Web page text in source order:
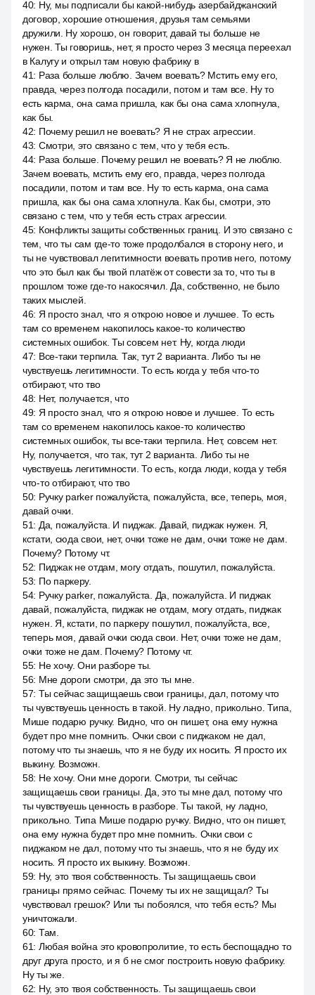
40: Ну, мы подписали бы какой-нибудь азербайджанский
договор, хорошие отношения, друзья там семьями
дружили. Ну хорошо, он говорит, давай ты больше не
нужен. Ты говоришь, нет, я просто через 3 месяца переехал
в Калугу и открыл там новую фабрику в
41: Раза больше люблю. Зачем воевать? Мстить ему его,
правда, через полгода посадили, потом и там все. Ну то
есть карма, она сама пришла, как бы она сама хлопнула,
как бы.
42: Почему решил не воевать? Я не страх агрессии.
43: Смотри, это связано с тем, что у тебя есть.
44: Раза больше. Почему решил не воевать? Я не люблю.
Зачем воевать, мстить ему его, правда, через полгода
посадили, потом и там все. Ну то есть карма, она сама
пришла, как бы она сама хлопнула. Как бы, смотри, это
связано с тем, что у тебя есть страх агрессии.
45: Конфликты защиты собственных границ. И это связано с
тем, что ты сам где-то тоже продолбался в сторону него, и
ты не чувствовал легитимности воевать против него, потому
что это был как бы твой платёж от совести за то, что ты в
прошлом тоже где-то накосячил. Да, собственно, не было
таких мыслей.
46: Я просто знал, что я открою новое и лучшее. То есть
там со временем накопилось какое-то количество
системных ошибок. Ты совсем нет. Ну, когда люди
47: Все-таки терпила. Так, тут 2 варианта. Либо ты не
чувствуешь легитимности. То есть когда у тебя что-то
отбирают, что тво
48: Нет, получается, что
49: Я просто знал, что я открою новое и лучшее. То есть
там со временем накопилось какое-то количество
системных ошибок, ты все-таки терпила. Нет, совсем нет.
Ну, получается, что так, тут 2 варианта. Либо ты не
чувствуешь легитимности. То есть, когда люди, когда у тебя
что-то отбирают, что тво
50: Ручку parker пожалуйста, пожалуйста, все, теперь, моя,
давай очки.
51: Да, пожалуйста. И пиджак. Давай, пиджак нужен. Я,
кстати, сюда свои, нет, очки тоже не дам, очки тоже не дам.
Почему? Потому чт.
52: Пиджак не отдам, могу отдать, пошутил, пожалуйста.
53: По паркеру.
54: Ручку parker, пожалуйста. Да, пожалуйста. И пиджак
давай, пожалуйста, пиджак не отдам, могу отдать, пиджак
нужен. Я, кстати, по паркеру пошутил, пожалуйста, все,
теперь моя, давай очки сюда свои. Нет, очки тоже не дам,
очки тоже не дам. Почему? Потому чт.
55: Не хочу. Они разборе ты.
56: Мне дороги смотри, да это ты мне.
57: Ты сейчас защищаешь свои границы, дал, потому что
ты чувствуешь ценность в такой. Ну ладно, прикольно. Типа,
Мише подарю ручку. Видно, что он пишет, она ему нужна
будет про мне помнить. Очки свои с пиджаком не дал,
потому что ты знаешь, что я не буду их носить. Я просто их
выкину. Возможн.
58: Не хочу. Они мне дороги. Смотри, ты сейчас
защищаешь свои границы. Да, это ты мне дал, потому что
ты чувствуешь ценность в разборе. Ты такой, ну ладно,
прикольно. Типа Мише подарю ручку. Видно, что он пишет,
она ему нужна будет про мне помнить. Очки свои с
пиджаком не дал, потому что ты знаешь, что я не буду их
носить. Я просто их выкину. Возможн.
59: Ну, это твоя собственность. Ты защищаешь свои
границы прямо сейчас. Почему ты их не защищал? Ты
чувствовал грешок? Или ты побоялся, что тебя есть? Мы
уничтожали.
60: Там.
61: Любая война это кровопролитие, то есть беспощадно то
друг друга просто, и я б не смог построить новую фабрику.
Ну ты же.
62: Ну, это твоя собственность. Ты защищаешь свои